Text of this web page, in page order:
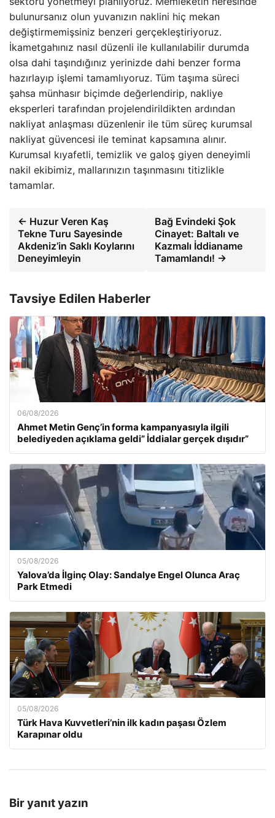
bulunursanız olun yuvanızın naklini hiç mekan
değiştirmemişsiniz benzeri gerçekleştiriyoruz.
İkametgahınız nasıl düzenli ile kullanılabilir durumda
olsa dahi taşındığınız yerinizde dahi benzer forma
hazırlayıp işlemi tamamlıyoruz. Tüm taşıma süreci
şahsa münhasır biçimde değerlendirip, nakliye
eksperleri tarafından projelendirildikten ardından
nakliyat anlaşması düzenlenir ile tüm süreç kurumsal
nakliyat güvencesi ile teminat kapsamına alınır.
Kurumsal kıyafetli, temizlik ve galoş giyen deneyimli
nakil ekibimiz, mallarınızın taşınmasını titizlikle
tamamlar.
← Huzur Veren Kaş
Tekne Turu Sayesinde
Akdeniz’in Saklı Koylarını
Deneyimleyin
Bağ Evindeki Şok
Cinayet: Baltalı ve
Kazmalı İddianame
Tamamlandı! →
Tavsiye Edilen Haberler
06/08/2026
Ahmet Metin Genç’in forma kampanyasıyla ilgili
belediyeden açıklama geldi” İddialar gerçek dışıdır”
05/08/2026
Yalova’da İlginç Olay: Sandalye Engel Olunca Araç
Park Etmedi
05/08/2026
Türk Hava Kuvvetleri’nin ilk kadın paşası Özlem
Karapınar oldu
Bir yanıt yazın